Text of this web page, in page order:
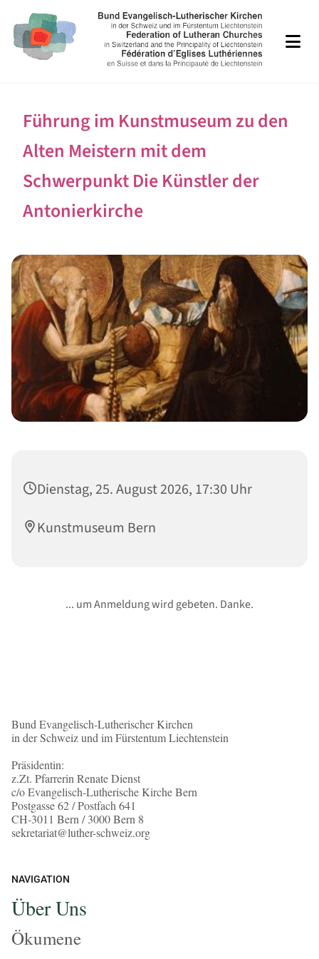
Führung im Kunstmuseum zu den
Alten Meistern mit dem
Schwerpunkt Die Künstler der
Antonierkirche
Dienstag, 25. August 2026, 17:30 Uhr
Kunstmuseum Bern
... um Anmeldung wird gebeten. Danke.
Bund Evangelisch-Lutherischer Kirchen
in der Schweiz und im Fürstentum Liechtenstein
Präsidentin:
z.Zt. Pfarrerin Renate Dienst
c/o Evangelisch-Lutherische Kirche Bern
Postgasse 62 / Postfach 641
CH-3011 Bern / 3000 Bern 8
sekretariat@luther-schweiz.org
NAVIGATION
Über Uns
Ökumene